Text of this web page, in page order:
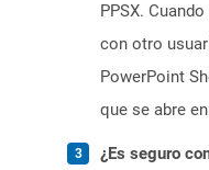
PPSX.
con otro
PowerPoint
que se abre
¿Es seguro